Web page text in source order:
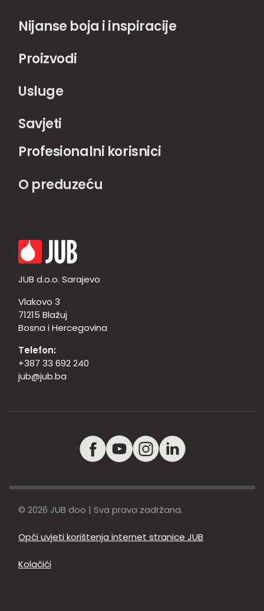
Nijanse boja i inspiracije
Proizvodi
Usluge
Savjeti
Profesionalni korisnici
O preduzeću
JUB d.o.o. Sarajevo
Vlakovo 3
71215 Blažuj
Bosna i Hercegovina
Telefon:
+387 33 692 240
jub@jub.ba
© 2026 JUB doo | Sva prava zadržana.
Opći uvjeti korištenja internet stranice JUB
Kolačići